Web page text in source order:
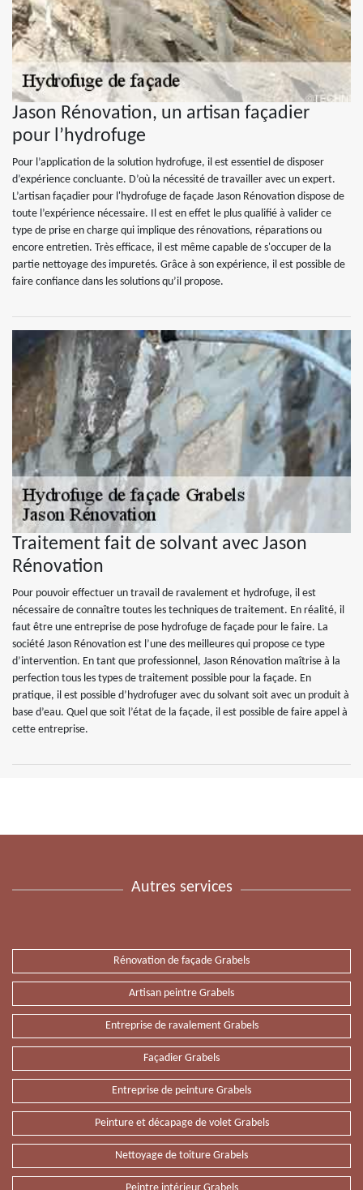
Jason Rénovation, un artisan façadier
pour l’hydrofuge
Pour l’application de la solution hydrofuge, il est essentiel de disposer
d’expérience concluante. D’où la nécessité de travailler avec un expert.
L’artisan façadier pour l'hydrofuge de façade Jason Rénovation dispose de
toute l’expérience nécessaire. Il est en effet le plus qualifié à valider ce
type de prise en charge qui implique des rénovations, réparations ou
encore entretien. Très efficace, il est même capable de s'occuper de la
partie nettoyage des impuretés. Grâce à son expérience, il est possible de
faire confiance dans les solutions qu’il propose.
Traitement fait de solvant avec Jason
Rénovation
Pour pouvoir effectuer un travail de ravalement et hydrofuge, il est
nécessaire de connaître toutes les techniques de traitement. En réalité, il
faut être une entreprise de pose hydrofuge de façade pour le faire. La
société Jason Rénovation est l’une des meilleures qui propose ce type
d’intervention. En tant que professionnel, Jason Rénovation maîtrise à la
perfection tous les types de traitement possible pour la façade. En
pratique, il est possible d’hydrofuger avec du solvant soit avec un produit à
base d’eau. Quel que soit l’état de la façade, il est possible de faire appel à
cette entreprise.
Autres services
Rénovation de façade Grabels
Artisan peintre Grabels
Entreprise de ravalement Grabels
Façadier Grabels
Entreprise de peinture Grabels
Peinture et décapage de volet Grabels
Nettoyage de toiture Grabels